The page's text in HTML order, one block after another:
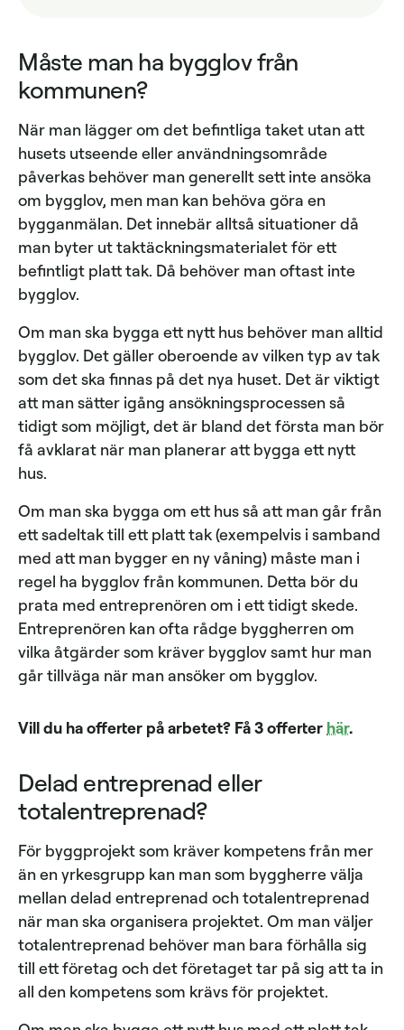
Måste man ha bygglov från
kommunen?
När man lägger om det befintliga taket utan att
husets utseende eller användningsområde
påverkas behöver man generellt sett inte ansöka
om bygglov, men man kan behöva göra en
bygganmälan. Det innebär alltså situationer då
man byter ut taktäckningsmaterialet för ett
befintligt platt tak. Då behöver man oftast inte
bygglov.
Om man ska bygga ett nytt hus behöver man alltid
bygglov. Det gäller oberoende av vilken typ av tak
som det ska finnas på det nya huset. Det är viktigt
att man sätter igång ansökningsprocessen så
tidigt som möjligt, det är bland det första man bör
få avklarat när man planerar att bygga ett nytt
hus.
Om man ska bygga om ett hus så att man går från
ett sadeltak till ett platt tak (exempelvis i samband
med att man bygger en ny våning) måste man i
regel ha bygglov från kommunen. Detta bör du
prata med entreprenören om i ett tidigt skede.
Entreprenören kan ofta rådge byggherren om
vilka åtgärder som kräver bygglov samt hur man
går tillväga när man ansöker om bygglov.
Vill du ha offerter på arbetet? Få 3 offerter här.
Delad entreprenad eller
totalentreprenad?
För byggprojekt som kräver kompetens från mer
än en yrkesgrupp kan man som byggherre välja
mellan delad entreprenad och totalentreprenad
när man ska organisera projektet. Om man väljer
totalentreprenad behöver man bara förhålla sig
till ett företag och det företaget tar på sig att ta in
all den kompetens som krävs för projektet.